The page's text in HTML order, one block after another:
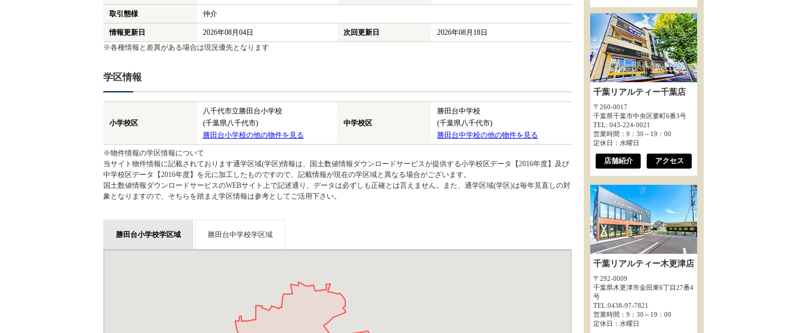
取引態様 仲介
情報更新日 2026年08月04日 次回更新日
2026年08月18日
※各種情報と差異がある場合は現況優先となります
学区情報
小学校区
八千代市立勝田台小学校
(千葉県八千代市)
勝田台小学校の他の物件を見る
中学校区
勝田台中学校
(千葉県八千代市)
勝田台中学校の他の物件を見る
※物件情報の学区情報について
当サイト物件情報に記載されております通学区域(学区)情報は、国土数値情報ダウンロードサービスが提供する小学校区データ【2016年度】及び
中学校区データ【2016年度】を元に加工したものですので、記載情報が現在の学区域と異なる場合がございます。
国土数値情報ダウンロードサービスのWEBサイト上で記述通り、データは必ずしも正確とは言えません。また、通学区域(学区)は毎年見直しの対
象となりますので、そちらを踏まえ学区情報は参考としてご活用下さい。
勝田台小学校学区域 勝田台中学校学区域
千葉リアルティー千葉店
〒260-0017
千葉県千葉市中央区要町6番3号
TEL: 043-224-0021
営業時間：9：30～19：00
定休日：水曜日
店舗紹介 アクセス
千葉リアルティー木更津店
〒292-0009
千葉県木更津市金田東6丁目27番4
号
TEL:0438-97-7821
営業時間：9：30～19：00
定休日：水曜日